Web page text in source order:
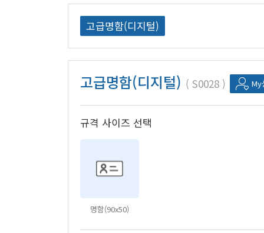
고급명함(디지털)
고급명함(디지털) S0028 My
규격 사이즈 선택
명함(90x50)